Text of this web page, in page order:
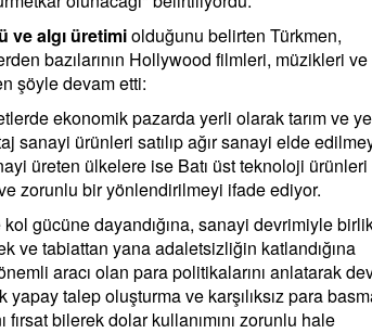
ve algı üretimiolduğunu belirten Türkmen,
bazılarının Hollywood filmleri, müzikleri ve
şöyle devam etti:
ekonomik pazarda yerli olarak tarım ve
sanayi ürünleri satılıp ağır sanayi elde
üreten ülkelere ise Batı üst teknoloji ürünleri
zorunlu bir yönlendirilmeyi ifade ediyor.
gücüne dayandığına, sanayi devrimiyle
ve tabiattan yana adaletsizliğin katlandığına
aracı olan para politikalarını anlatarak
talep oluşturma ve karşılıksız para
bilerek dolar kullanımını zorunlu hale